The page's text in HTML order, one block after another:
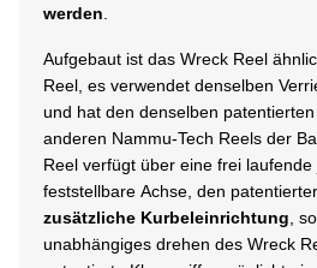
werden
Aufgebaut ist das Wreck Reel
Reel, es verwendet denselben
und hat den denselben
anderen Nammu-Tech Reels der
Reel verfügt über eine frei laufende
feststellbare Achse, den
zusätzliche Kurbeleinrichtung ,
unabhängiges drehen des Wreck